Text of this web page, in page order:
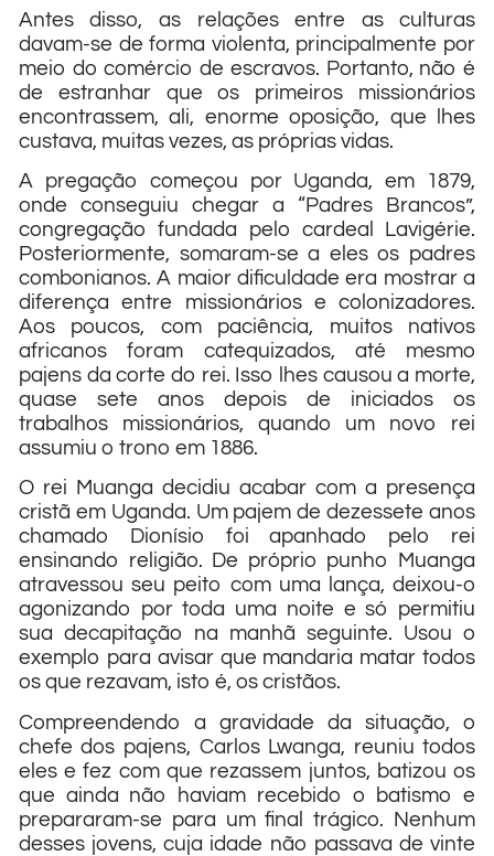
Antes disso, as relações entre as culturas
davam-se de forma violenta, principalmente por
meio do comércio de escravos. Portanto, não é
de estranhar que os primeiros missionários
encontrassem, ali, enorme oposição, que lhes
custava, muitas vezes, as próprias vidas.
A pregação começou por Uganda, em 1879,
onde conseguiu chegar a “Padres Brancos”,
congregação fundada pelo cardeal Lavigérie.
Posteriormente, somaram-se a eles os padres
combonianos. A maior dificuldade era mostrar a
diferença entre missionários e colonizadores.
Aos poucos, com paciência, muitos nativos
africanos foram catequizados, até mesmo
pajens da corte do rei. Isso lhes causou a morte,
quase sete anos depois de iniciados os
trabalhos missionários, quando um novo rei
assumiu o trono em 1886.
O rei Muanga decidiu acabar com a presença
cristã em Uganda. Um pajem de dezessete anos
chamado Dionísio foi apanhado pelo rei
ensinando religião. De próprio punho Muanga
atravessou seu peito com uma lança, deixou-o
agonizando por toda uma noite e só permitiu
sua decapitação na manhã seguinte. Usou o
exemplo para avisar que mandaria matar todos
os que rezavam, isto é, os cristãos.
Compreendendo a gravidade da situação, o
chefe dos pajens, Carlos Lwanga, reuniu todos
eles e fez com que rezassem juntos, batizou os
que ainda não haviam recebido o batismo e
prepararam-se para um final trágico. Nenhum
desses jovens, cuja idade não passava de vinte